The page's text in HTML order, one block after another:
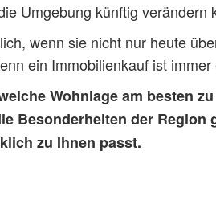
Umgebung künftig verändern
wenn sie nicht nur heute
ein Immobilienkauf ist
Wohnlage am besten
Besonderheiten der
zu Ihnen passt.